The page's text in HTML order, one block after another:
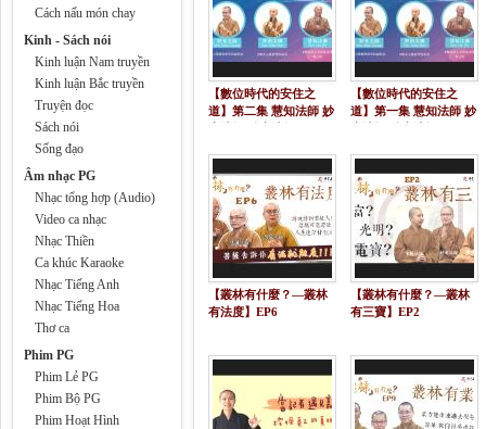
Cách nấu món chay
Kinh - Sách nói
Kinh luận Nam truyền
Kinh luận Bắc truyền
Truyện đọc
Sách nói
Sống đạo
Âm nhạc PG
Nhạc tổng hợp (Audio)
Video ca nhạc
Nhạc Thiền
Ca khúc Karaoke
Nhạc Tiếng Anh
Nhạc Tiếng Hoa
Thơ ca
Phim PG
Phim Lẻ PG
Phim Bộ PG
Phim Hoạt Hình
【數位時代的安住之
道】第二集 慧知法師 妙
【數位時代的安住之
道】第一集 慧知法師 妙
【叢林有什麼？—叢林
有法度】EP6
【叢林有什麼？—叢林
有三寶】EP2